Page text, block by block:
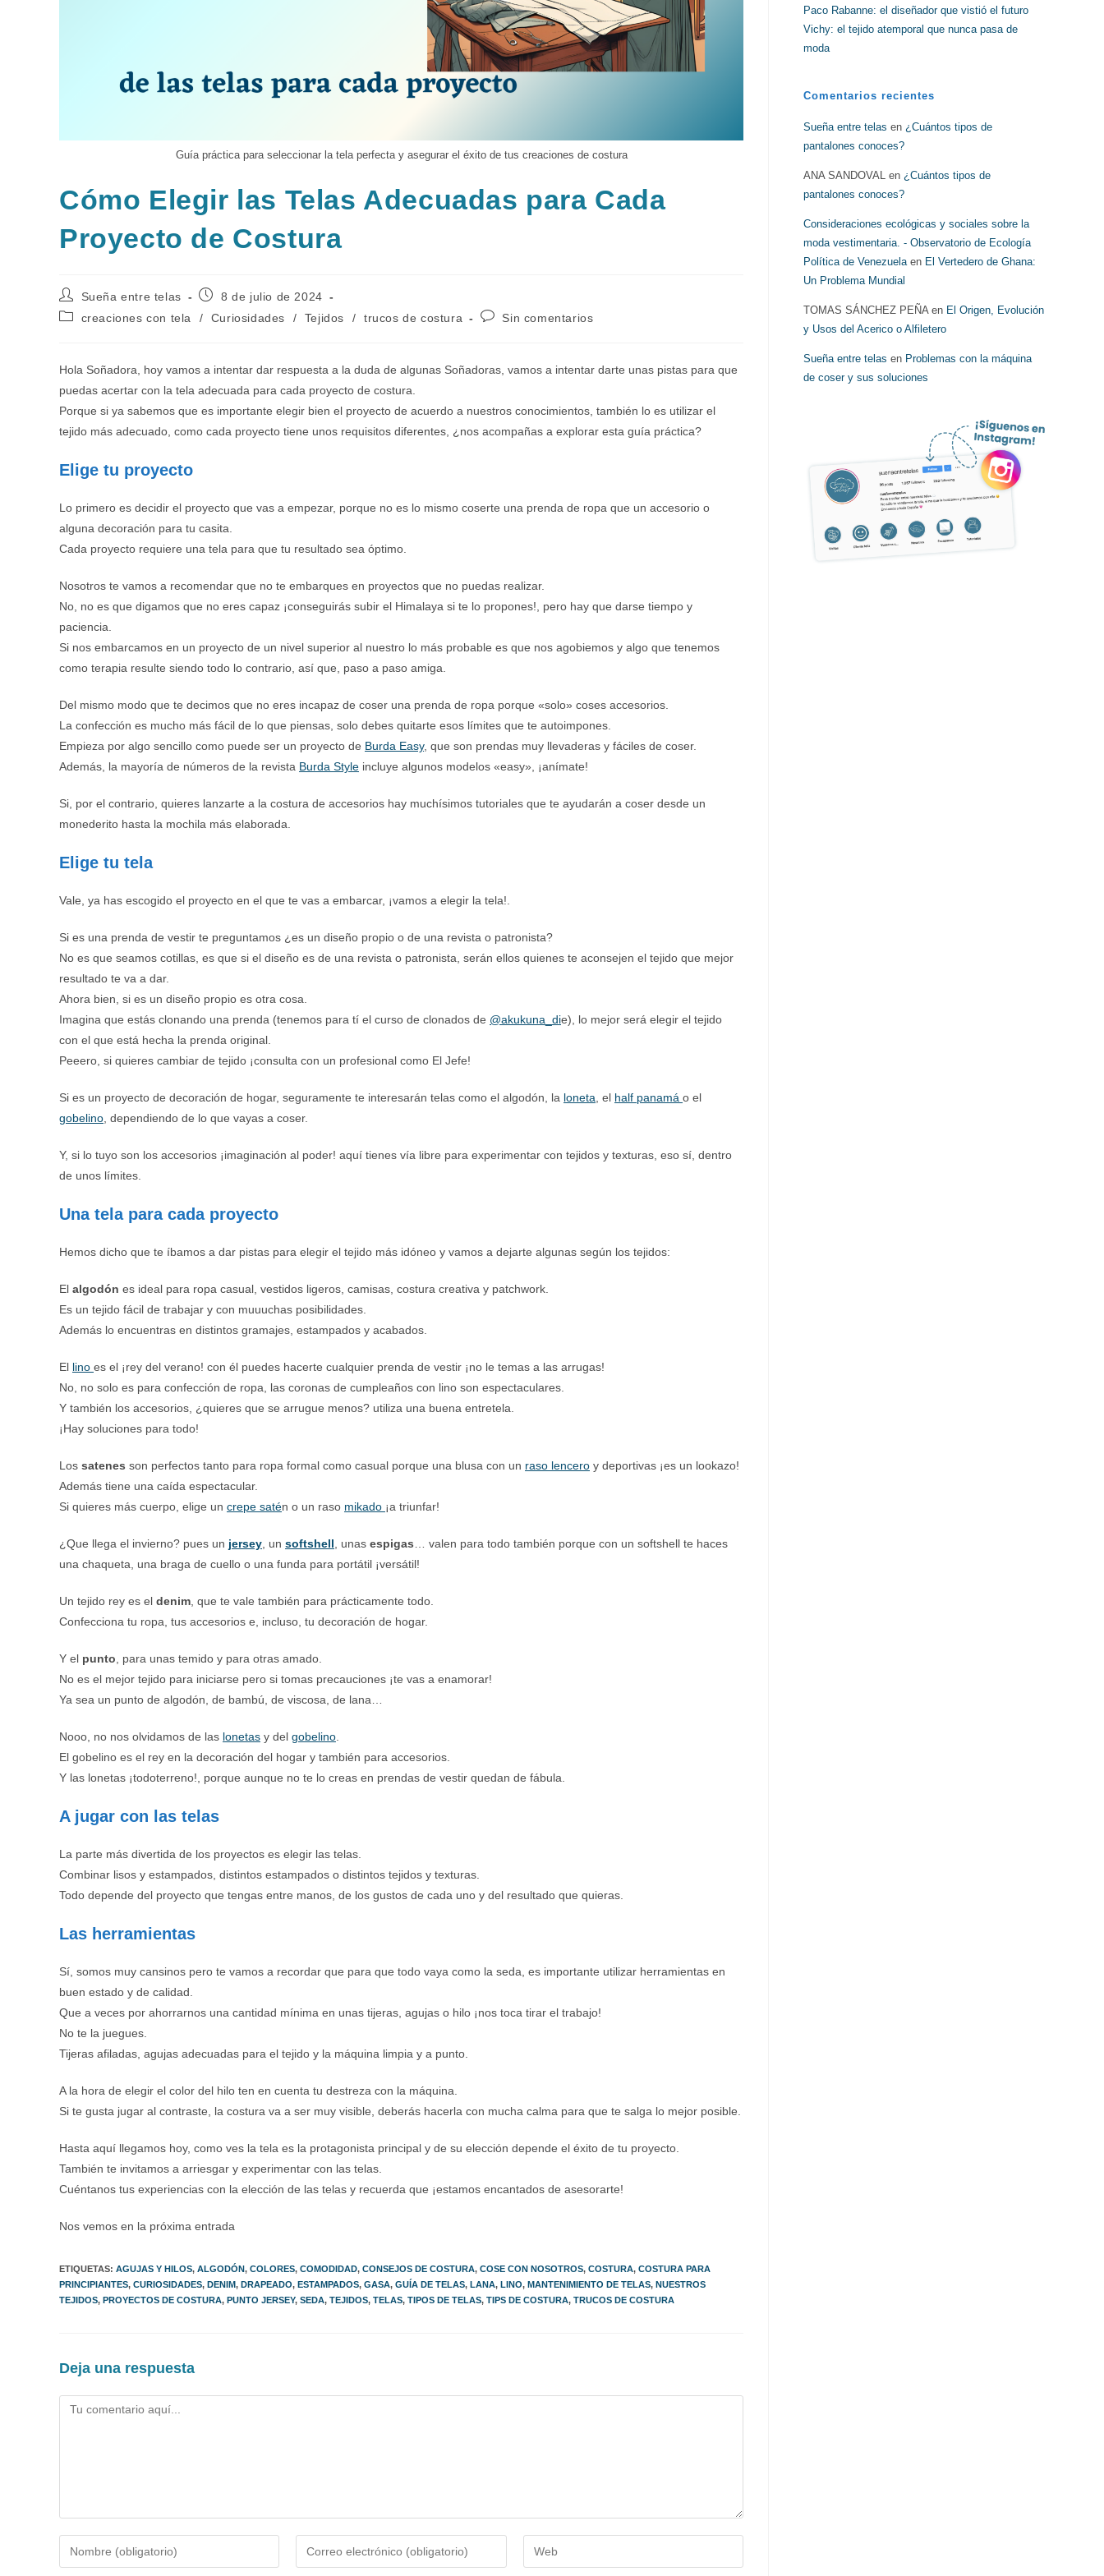
Guía práctica para seleccionar la tela perfecta y asegurar el éxito de tus creaciones de costura
Cómo Elegir las Telas Adecuadas para Cada
Proyecto de Costura
Autor
de
la
Sueña entre telas
Publicación
la
8 de julio de 2024
Categoría
creaciones con tela / Curiosidades / Tejidos / trucos de costura
Comentarios
Sin comentarios
Hola Soñadora, hoy vamos a intentar dar respuesta a la duda de algunas Soñadoras, vamos a intentar darte unas pistas para que
puedas acertar con la tela adecuada para cada proyecto de costura.
Porque si ya sabemos que es importante elegir bien el proyecto de acuerdo a nuestros conocimientos, también lo es utilizar el
tejido más adecuado, como cada proyecto tiene unos requisitos diferentes, ¿nos acompañas a explorar esta guía práctica?
Elige tu proyecto
Lo primero es decidir el proyecto que vas a empezar, porque no es lo mismo coserte una prenda de ropa que un accesorio o
alguna decoración para tu casita.
Cada proyecto requiere una tela para que tu resultado sea óptimo.
Nosotros te vamos a recomendar que no te embarques en proyectos que no puedas realizar.
No, no es que digamos que no eres capaz ¡conseguirás subir el Himalaya si te lo propones!, pero hay que darse tiempo y
paciencia.
Si nos embarcamos en un proyecto de un nivel superior al nuestro lo más probable es que nos agobiemos y algo que tenemos
como terapia resulte siendo todo lo contrario, así que, paso a paso amiga.
Del mismo modo que te decimos que no eres incapaz de coser una prenda de ropa porque «solo» coses accesorios.
La confección es mucho más fácil de lo que piensas, solo debes quitarte esos límites que te autoimpones.
Empieza por algo sencillo como puede ser un proyecto de Burda Easy, que son prendas muy llevaderas y fáciles de coser.
Además, la mayoría de números de la revista Burda Style incluye algunos modelos «easy», ¡anímate!
Si, por el contrario, quieres lanzarte a la costura de accesorios hay muchísimos tutoriales que te ayudarán a coser desde un
monederito hasta la mochila más elaborada.
Elige tu tela
Vale, ya has escogido el proyecto en el que te vas a embarcar, ¡vamos a elegir la tela!.
Si es una prenda de vestir te preguntamos ¿es un diseño propio o de una revista o patronista?
No es que seamos cotillas, es que si el diseño es de una revista o patronista, serán ellos quienes te aconsejen el tejido que mejor
resultado te va a dar.
Ahora bien, si es un diseño propio es otra cosa.
Imagina que estás clonando una prenda (tenemos para tí el curso de clonados de @akukuna_die), lo mejor será elegir el tejido
con el que está hecha la prenda original.
Peeero, si quieres cambiar de tejido ¡consulta con un profesional como El Jefe!
Si es un proyecto de decoración de hogar, seguramente te interesarán telas como el algodón, la loneta , el half panamá o el
gobelino , dependiendo de lo que vayas a coser.
Y, si lo tuyo son los accesorios ¡imaginación al poder! aquí tienes vía libre para experimentar con tejidos y texturas, eso sí, dentro
de unos límites.
Una tela para cada proyecto
Hemos dicho que te íbamos a dar pistas para elegir el tejido más idóneo y vamos a dejarte algunas según los tejidos:
El algodón es ideal para ropa casual, vestidos ligeros, camisas, costura creativa y patchwork.
Es un tejido fácil de trabajar y con muuuchas posibilidades.
Además lo encuentras en distintos gramajes, estampados y acabados.
El lino es el ¡rey del verano! con él puedes hacerte cualquier prenda de vestir ¡no le temas a las arrugas!
No, no solo es para confección de ropa, las coronas de cumpleaños con lino son espectaculares.
Y también los accesorios, ¿quieres que se arrugue menos? utiliza una buena entretela.
¡Hay soluciones para todo!
Los satenes son perfectos tanto para ropa formal como casual porque una blusa con un raso lencero y deportivas ¡es un lookazo!
Además tiene una caída espectacular.
Si quieres más cuerpo, elige un crepe satén o un raso mikado ¡a triunfar!
¿Que llega el invierno? pues un jersey , un softshell , unas espigas … valen para todo también porque con un softshell te haces
una chaqueta, una braga de cuello o una funda para portátil ¡versátil!
Un tejido rey es el denim , que te vale también para prácticamente todo.
Confecciona tu ropa, tus accesorios e, incluso, tu decoración de hogar.
Y el punto , para unas temido y para otras amado.
No es el mejor tejido para iniciarse pero si tomas precauciones ¡te vas a enamorar!
Ya sea un punto de algodón, de bambú, de viscosa, de lana…
Nooo, no nos olvidamos de las lonetas y del gobelino
El gobelino es el rey en la decoración del hogar y también para accesorios.
Y las lonetas ¡todoterreno!, porque aunque no te lo creas en prendas de vestir quedan de fábula.
A jugar con las telas
La parte más divertida de los proyectos es elegir las telas.
Combinar lisos y estampados, distintos estampados o distintos tejidos y texturas.
Todo depende del proyecto que tengas entre manos, de los gustos de cada uno y del resultado que quieras.
Las herramientas
Sí, somos muy cansinos pero te vamos a recordar que para que todo vaya como la seda, es importante utilizar herramientas en
buen estado y de calidad.
Que a veces por ahorrarnos una cantidad mínima en unas tijeras, agujas o hilo ¡nos toca tirar el trabajo!
No te la juegues.
Tijeras afiladas, agujas adecuadas para el tejido y la máquina limpia y a punto.
A la hora de elegir el color del hilo ten en cuenta tu destreza con la máquina.
Si te gusta jugar al contraste, la costura va a ser muy visible, deberás hacerla con mucha calma para que te salga lo mejor posible.
Hasta aquí llegamos hoy, como ves la tela es la protagonista principal y de su elección depende el éxito de tu proyecto.
También te invitamos a arriesgar y experimentar con las telas.
Cuéntanos tus experiencias con la elección de las telas y recuerda que ¡estamos encantados de asesorarte!
Nos vemos en la próxima entrada
ETIQUETAS: AGUJAS Y HILOS, ALGODÓN, COLORES, COMODIDAD, CONSEJOS DE COSTURA, COSE CON NOSOTROS, COSTURA, COSTURA PARA
PRINCIPIANTES, CURIOSIDADES, DENIM, DRAPEADO, ESTAMPADOS, GASA, GUÍA DE TELAS, LANA, LINO, MANTENIMIENTO DE TELAS, NUESTROS
TEJIDOS, PROYECTOS DE COSTURA, PUNTO JERSEY, SEDA, TEJIDOS, TELAS, TIPOS DE TELAS, TIPS DE COSTURA, TRUCOS DE COSTURA
Deja una respuesta
Comentario
tu
tu
la
Paco Rabanne: el diseñador que vistió el futuro
Vichy: el tejido atemporal que nunca pasa de
moda
Comentarios recientes
Sueña entre telas en ¿Cuántos tipos de
pantalones conoces?
ANA SANDOVAL en ¿Cuántos tipos de
pantalones conoces?
Consideraciones ecológicas y sociales sobre la
moda vestimentaria. - Observatorio de Ecología
Política de Venezuelaen El Vertedero de Ghana:
Un Problema Mundial
TOMAS SÁNCHEZ PEÑAen El Origen, Evolución
y Usos del Acerico o Alfiletero
Sueña entre telas en Problemas con la máquina
de coser y sus soluciones